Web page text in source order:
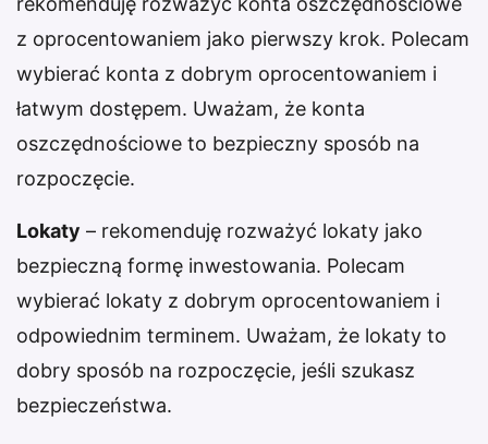
z oprocentowaniem jako pierwszy krok. Polecam
wybierać konta z dobrym oprocentowaniem i
łatwym dostępem. Uważam, że konta
oszczędnościowe to bezpieczny sposób na
rozpoczęcie.
Lokaty – rekomenduję rozważyć lokaty jako
bezpieczną formę inwestowania. Polecam
wybierać lokaty z dobrym oprocentowaniem i
odpowiednim terminem. Uważam, że lokaty to
dobry sposób na rozpoczęcie, jeśli szukasz
bezpieczeństwa.